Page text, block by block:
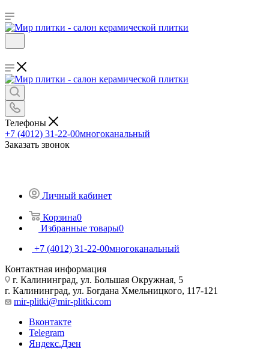
Телефоны
+7 (4012) 31-22-00многоканальный
Заказать звонок
Личный кабинет
Корзина0
Избранные товары0
+7 (4012) 31-22-00многоканальный
Контактная информация
г. Калининград, ул. Большая Окружная, 5
г. Калининград, ул. Богдана Хмельницкого, 117-121
mir-plitki@mir-plitki.com
Вконтакте
Telegram
Яндекс.Дзен